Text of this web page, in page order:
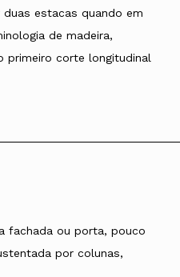
estacas quando em
de madeira,
primeiro corte longitudinal
fachada ou porta, pouco
por colunas,